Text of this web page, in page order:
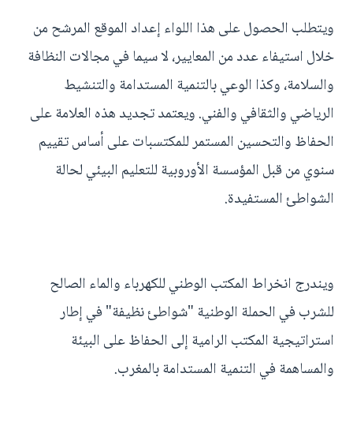
ويتطلب الحصول على هذا اللواء إعداد الموقع المرشح من
خلال استيفاء عدد من المعايير، لا سيما في مجالات النظافة
والسلامة، وكذا الوعي بالتنمية المستدامة والتنشيط
الرياضي والثقافي والفني. ويعتمد تجديد هذه العلامة على
الحفاظ والتحسين المستمر للمكتسبات على أساس تقييم
سنوي من قبل المؤسسة الأوروبية للتعليم البيئي لحالة
الشواطئ المستفيدة.
ويندرج انخراط المكتب الوطني للكهرباء والماء الصالح
للشرب في الحملة الوطنية "شواطئ نظيفة" في إطار
استراتيجية المكتب الرامية إلى الحفاظ على البيئة
والمساهمة في التنمية المستدامة بالمغرب.